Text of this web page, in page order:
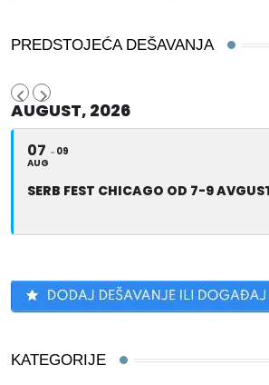
PREDSTOJEĆA DEŠAVANJA
AUGUST, 2026
07
AUG
09
SERB FEST CHICAGO OD 7-9
KATEGORIJE